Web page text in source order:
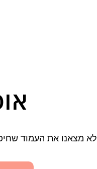
לא מצאנו את העמוד